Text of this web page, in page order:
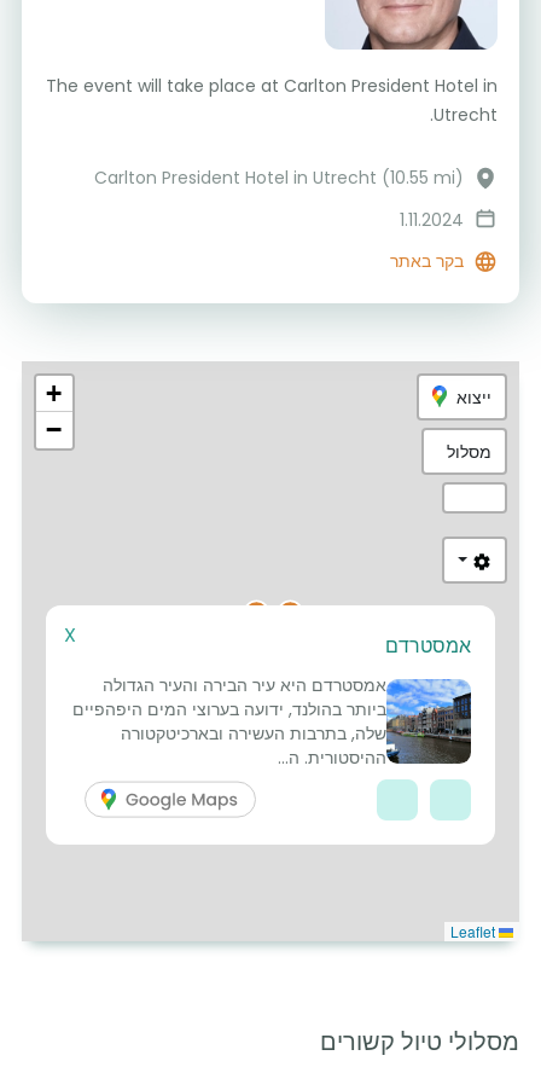
The event will take place at Carlton President Hotel in
Utrecht.
Carlton President Hotel in Utrecht (10.55 mi)
1.11.2024
בקר באתר
6
+
−
Leaflet
ייצוא
מסלול
X אמסטרדם
אמסטרדם היא עיר הבירה והעיר הגדולה
ביותר בהולנד, ידועה בערוצי המים היפהפיים
שלה, בתרבות העשירה ובארכיטקטורה
ההיסטורית. ה...
מסלולי טיול קשורים